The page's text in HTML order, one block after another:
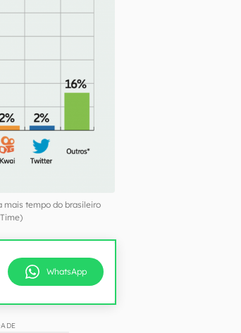
mais tempo do brasileiro
WhatsApp